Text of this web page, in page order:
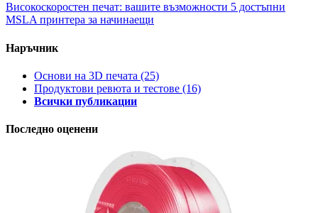
Високоскоростен печат: вашите възможности 5 достъпни
MSLA принтера за начинаещи
Наръчник
Основи на 3D печата (25)
Продуктови ревюта и тестове (16)
Всички публикации
Последно оценени